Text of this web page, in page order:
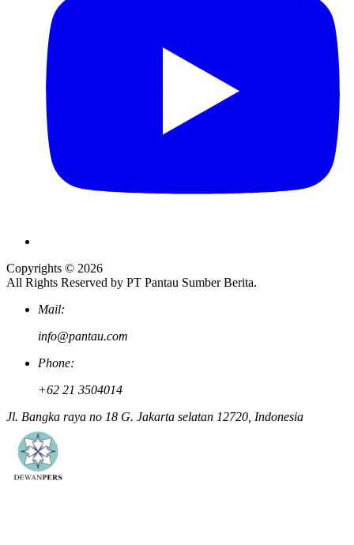
Copyrights © 2026
All Rights Reserved by PT Pantau Sumber Berita.
Mail:
info@pantau.com
Phone:
+62 21 3504014
Jl. Bangka raya no 18 G. Jakarta selatan 12720, Indonesia